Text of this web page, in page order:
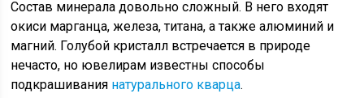
Состав минерала довольно сложный. В него входят
окиси марганца, железа, титана, а также алюминий и
магний. Голубой кристалл встречается в природе
нечасто, но ювелирам известны способы
подкрашивания натурального кварца.